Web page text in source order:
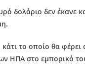
δολάριο δεν έκανε
το οποίο θα
ΗΠΑ στο εμπορικό